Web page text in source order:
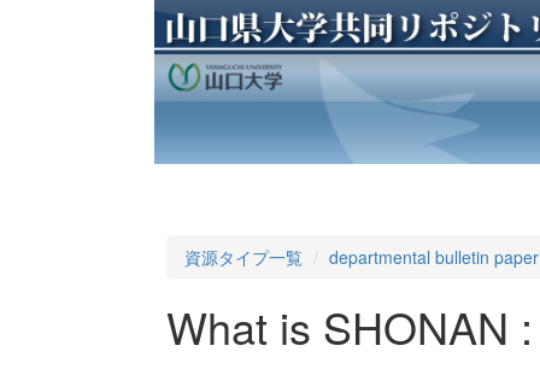
資源タイプ一覧 departmental bulletin paper
What is SHONAN